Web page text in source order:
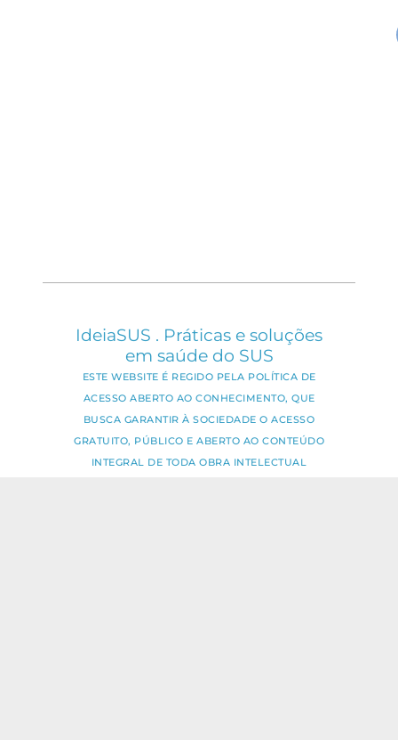
IdeiaSUS . Práticas e soluções
em saúde do SUS
ESTE WEBSITE É REGIDO PELA POLÍTICA DE
ACESSO ABERTO AO CONHECIMENTO, QUE
BUSCA GARANTIR À SOCIEDADE O ACESSO
GRATUITO, PÚBLICO E ABERTO AO CONTEÚDO
INTEGRAL DE TODA OBRA INTELECTUAL